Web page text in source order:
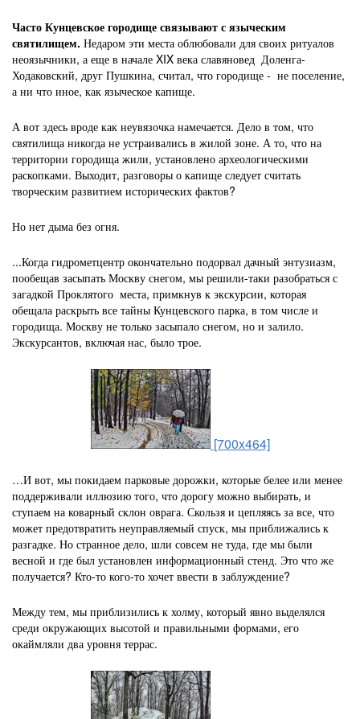
Часто Кунцевское городище связывают с языческим
святилищем. Недаром эти места облюбовали для своих ритуалов
неоязычники, а еще в начале XIX века славяновед Доленга-
Ходаковский, друг Пушкина, считал, что городище - не поселение,
а ни что иное, как языческое капище.
А вот здесь вроде как неувязочка намечается. Дело в том, что
святилища никогда не устраивались в жилой зоне. А то, что на
территории городища жили, установлено археологическими
раскопками. Выходит, разговоры о капище следует считать
творческим развитием исторических фактов?
Но нет дыма без огня.
...Когда гидрометцентр окончательно подорвал дачный энтузиазм,
пообещав засыпать Москву снегом, мы решили-таки разобраться с
загадкой Проклятого места, примкнув к экскурсии, которая
обещала раскрыть все тайны Кунцевского парка, в том числе и
городища. Москву не только засыпало снегом, но и залило.
Экскурсантов, включая нас, было трое.
[700x464]
…И вот, мы покидаем парковые дорожки, которые белее или менее
поддерживали иллюзию того, что дорогу можно выбирать, и
ступаем на коварный склон оврага. Скользя и цепляясь за все, что
может предотвратить неуправляемый спуск, мы приближались к
разгадке. Но странное дело, шли совсем не туда, где мы были
весной и где был установлен информационный стенд. Это что же
получается? Кто-то кого-то хочет ввести в заблуждение?
Между тем, мы приблизились к холму, который явно выделялся
среди окружающих высотой и правильными формами, его
окаймляли два уровня террас.